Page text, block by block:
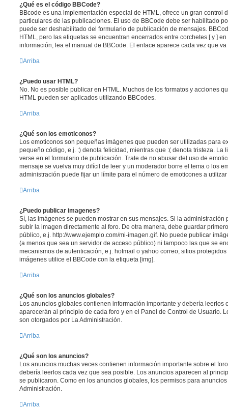
¿Qué es el código BBCode?
BBcode es una implementación especial de HTML, ofrece un gran control
particulares de las publicaciones. El uso de BBCode debe ser habilitado
puede ser deshabilitado del formulario de publicación de mensajes.
HTML, pero las etiquetas se encuentran encerrados entre corchetes [ y ]
información, lea el manual de BBCode. El enlace aparece cada vez que
Arriba
¿Puedo usar HTML?
No. No es posible publicar en HTML. Muchos de los formatos y acciones
HTML pueden ser aplicados utilizando BBCodes.
Arriba
¿Qué son los emoticonos?
Los emoticonos son pequeñas imágenes que pueden ser utilizadas para
pequeño código, e.j. :) denota felicidad, mientras que :( denota tristeza. La
verse en el formulario de publicación. Trate de no abusar del uso de
mensaje se vuelva muy difícil de leer y un moderador borre el tema o los
administración puede fijar un límite para el número de emoticones a
Arriba
¿Puedo publicar imagenes?
Sí, las imágenes se pueden mostrar en sus mensajes. Si la administración
subir la imagen directamente al foro. De otra manera, debe guardar
público, e.j. http://www.ejemplo.com/mi-imagen.gif. No puede publicar
(a menos que sea un servidor de acceso público) ni tampoco las que se
mecanismos de autenticación, e.j. hotmail o yahoo correo, sitios
imágenes utilice el BBCode con la etiqueta [img].
Arriba
¿Qué son los anuncios globales?
Los anuncios globales contienen información importante y debería leerlos
aparecerán al principio de cada foro y en el Panel de Control de Usuario.
son otorgados por La Administración.
Arriba
¿Qué son los anuncios?
Los anuncios muchas veces contienen información importante sobre el
debería leerlos cada vez que sea posible. Los anuncios aparecen al
se publicaron. Como en los anuncios globales, los permisos para
Administración.
Arriba